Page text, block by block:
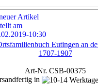
Eutingen an
1707-1907
Art-Nr. CSB-00375
in